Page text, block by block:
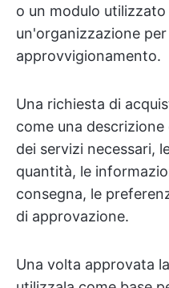
o un modulo
un'organizzazione
approvvigionamento.
Una richiesta di
come una
dei servizi necessari,
quantità, le
consegna, le
di approvazione.
Una volta approvata